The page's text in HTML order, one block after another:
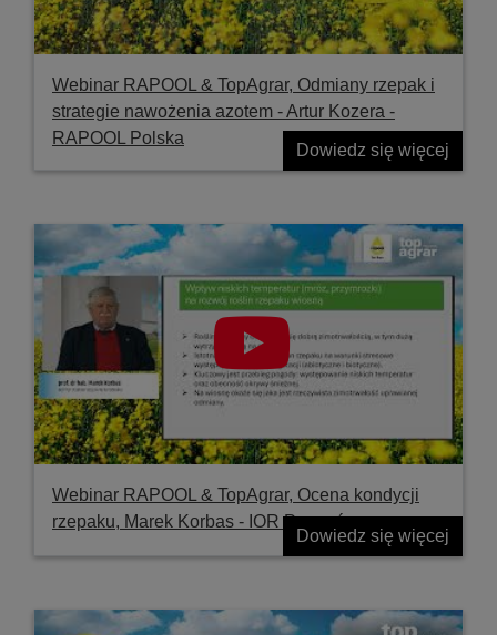
Webinar RAPOOL & TopAgrar, Odmiany rzepak i
strategie nawożenia azotem - Artur Kozera -
RAPOOL Polska
Dowiedz się więcej
Webinar RAPOOL & TopAgrar, Ocena kondycji
rzepaku, Marek Korbas - IOR Poznań
Dowiedz się więcej